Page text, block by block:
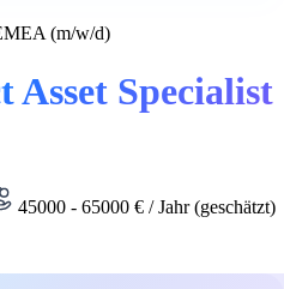
(m/w/d)
Specialist
45000 - 65000 € / Jahr (geschätzt)